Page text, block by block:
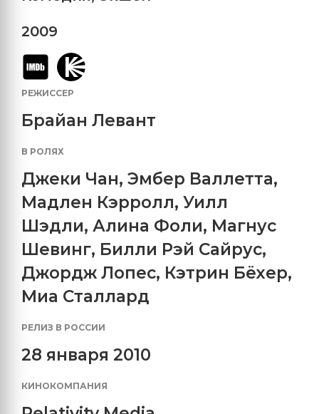
2009
РЕЖИССЕР
Брайан Левант
В РОЛЯХ
Джеки Чан, Эмбер Валлетта,
Мадлен Кэрролл, Уилл
Шэдли, Алина Фоли, Магнус
Шевинг, Билли Рэй Сайрус,
Джордж Лопес, Кэтрин Бёхер,
Миа Сталлард
РЕЛИЗ В РОССИИ
28 января 2010
КИНОКОМПАНИЯ